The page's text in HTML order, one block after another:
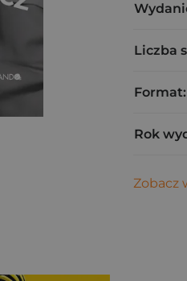
Liczba
Format:
Rok
Zobacz